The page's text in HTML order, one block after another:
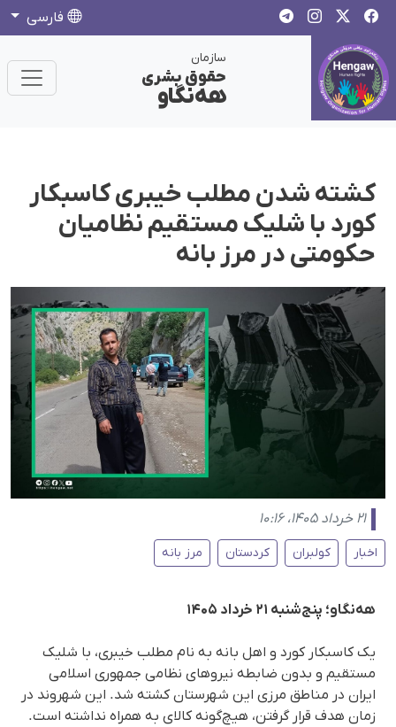
فارسی
سازمان
حقوق بشری
هەنگاو
کشته شدن مطلب خیبری کاسبکار
کورد با شلیک مستقیم نظامیان
حکومتی در مرز بانه
۲۱ خرداد ۱۴۰۵، ۱۰:۱۶
اخبار کولبران کردستان مرز بانه
هه‌نگاو؛ پنج‌شنبه ۲۱ خرداد ۱۴۰۵
یک کاسبکار کورد و اهل بانه به نام مطلب خیبری، با شلیک
مستقیم و بدون ضابطه نیروهای نظامی جمهوری اسلامی
ایران در مناطق مرزی این شهرستان کشته شد. این شهروند در
زمان هدف قرار گرفتن، هیچ‌گونه کالای به همراه نداشته است.